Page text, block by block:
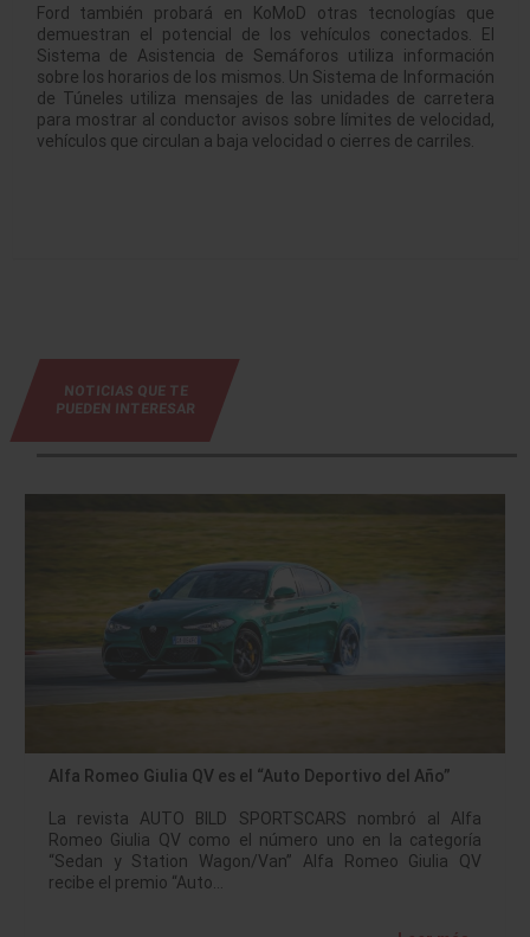
Ford también probará en KoMoD otras tecnologías que
demuestran el potencial de los vehículos conectados. El
Sistema de Asistencia de Semáforos utiliza información
sobre los horarios de los mismos. Un Sistema de Información
de Túneles utiliza mensajes de las unidades de carretera
para mostrar al conductor avisos sobre límites de velocidad,
vehículos que circulan a baja velocidad o cierres de carriles.
NOTICIAS QUE TE
PUEDEN INTERESAR
Alfa Romeo Giulia QV es el “Auto Deportivo del Año”
La revista AUTO BILD SPORTSCARS nombró al Alfa
Romeo Giulia QV como el número uno en la categoría
“Sedan y Station Wagon/Van” Alfa Romeo Giulia QV
recibe el premio “Auto…